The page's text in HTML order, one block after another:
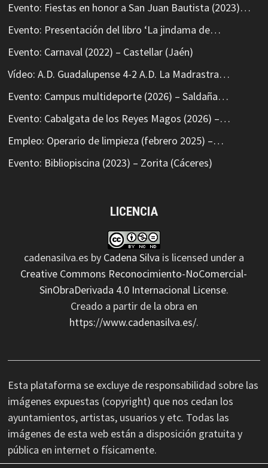
Evento: Fiestas en honor a San Juan Bautista (2023)…
Evento: Presentación del libro ‘La jindama de…
Evento: Carnaval (2022) – Castellar (Jaén)
Vídeo: A.D. Guadalupense 4-2 A.D. La Madrastra…
Evento: Campus multideporte (2026) – Saldaña…
Evento: Cabalgata de los Reyes Magos (2026) –…
Empleo: Operario de limpieza (febrero 2025) –…
Evento: Bibliopiscina (2023) – Zorita (Cáceres)
LICENCIA
cadenasilva.es by Cadena Silva is licensed under a
Creative Commons Reconocimiento-NoComercial-
SinObraDerivada 4.0 Internacional License.
Creado a partir de la obra en
https://www.cadenasilva.es/.
Esta plataforma se excluye de responsabilidad sobre las
imágenes expuestas (copyright) que nos cedan los
ayuntamientos, artistas, usuarios y etc. Todas las
imágenes de esta web están a disposición gratuita y
pública en internet o físicamente.